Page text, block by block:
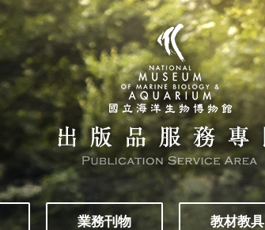
業務刊物 教材教具